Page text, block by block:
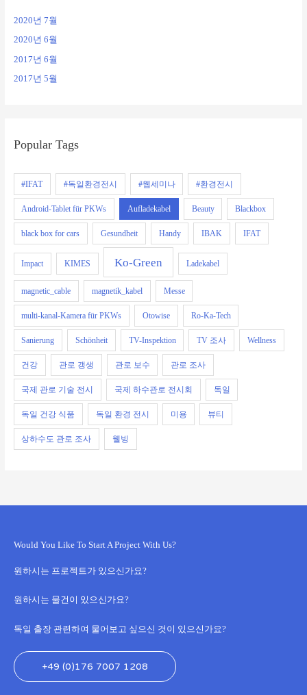
2020년 7월
2020년 6월
2017년 6월
2017년 5월
Popular Tags
#IFAT #독일환경전시 #웹세미나 #환경전시
Android-Tablet für PKWs Aufladekabel Beauty Blackbox
black box for cars Gesundheit Handy IBAK IFAT
Impact KIMES Ko-Green Ladekabel
magnetic_cable magnetik_kabel Messe
multi-kanal-Kamera für PKWs Otowise Ro-Ka-Tech
Sanierung Schönheit TV-Inspektion TV 조사 Wellness
건강 관로 갱생 관로 보수 관로 조사
국제 관로 기술 전시 국제 하수관로 전시회 독일
독일 건강 식품 독일 환경 전시 미용 뷰티
상하수도 관로 조사 웰빙
Would You Like To Start A Project With Us?
원하시는 프로젝트가 있으신가요?
원하시는 물건이 있으신가요?
독일 출장 관련하여 물어보고 싶으신 것이 있으신가요?
+49 (0)176 7007 1208